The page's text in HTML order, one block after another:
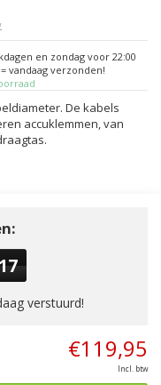
en zondag voor 22:00
vandaag verzonden!
De kabels
accuklemmen, van
verstuurd!
€119,95
Incl. btw